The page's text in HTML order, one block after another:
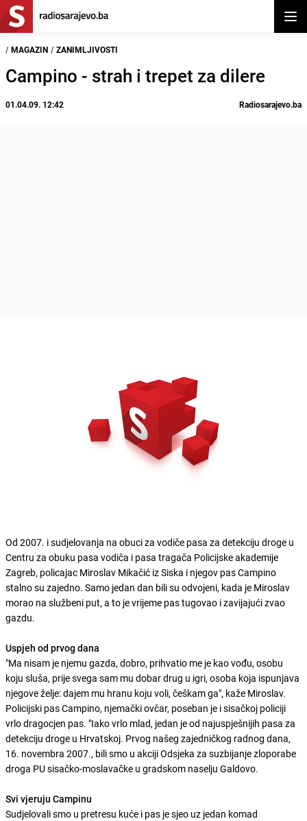
/ MAGAZIN / ZANIMLJIVOSTI
Campino - strah i trepet za dilere
01.04.09. 12:42 Radiosarajevo.ba
Od 2007. i sudjelovanja na obuci za vodiče pasa za detekciju droge u
Centru za obuku pasa vodiča i pasa tragača Policijske akademije
Zagreb, policajac Miroslav Mikačić iz Siska i njegov pas Campino
stalno su zajedno. Samo jedan dan bili su odvojeni, kada je Miroslav
morao na službeni put, a to je vrijeme pas tugovao i zavijajući zvao
gazdu.
Uspjeh od prvog dana
"Ma nisam je njemu gazda, dobro, prihvatio me je kao vođu, osobu
koju sluša, prije svega sam mu dobar drug u igri, osoba koja ispunjava
njegove želje: dajem mu hranu koju voli, češkam ga", kaže Miroslav.
Policijski pas Campino, njemački ovčar, poseban je i sisačkoj policiji
vrlo dragocjen pas. "Iako vrlo mlad, jedan je od najuspješnijih pasa za
detekciju droge u Hrvatskoj. Prvog našeg zajedničkog radnog dana,
16. novembra 2007., bili smo u akciji Odsjeka za suzbijanje zloporabe
droga PU sisačko-moslavačke u gradskom naselju Galdovo.
Svi vjeruju Campinu
Sudjelovali smo u pretresu kuće i pas je sjeo uz jedan komad